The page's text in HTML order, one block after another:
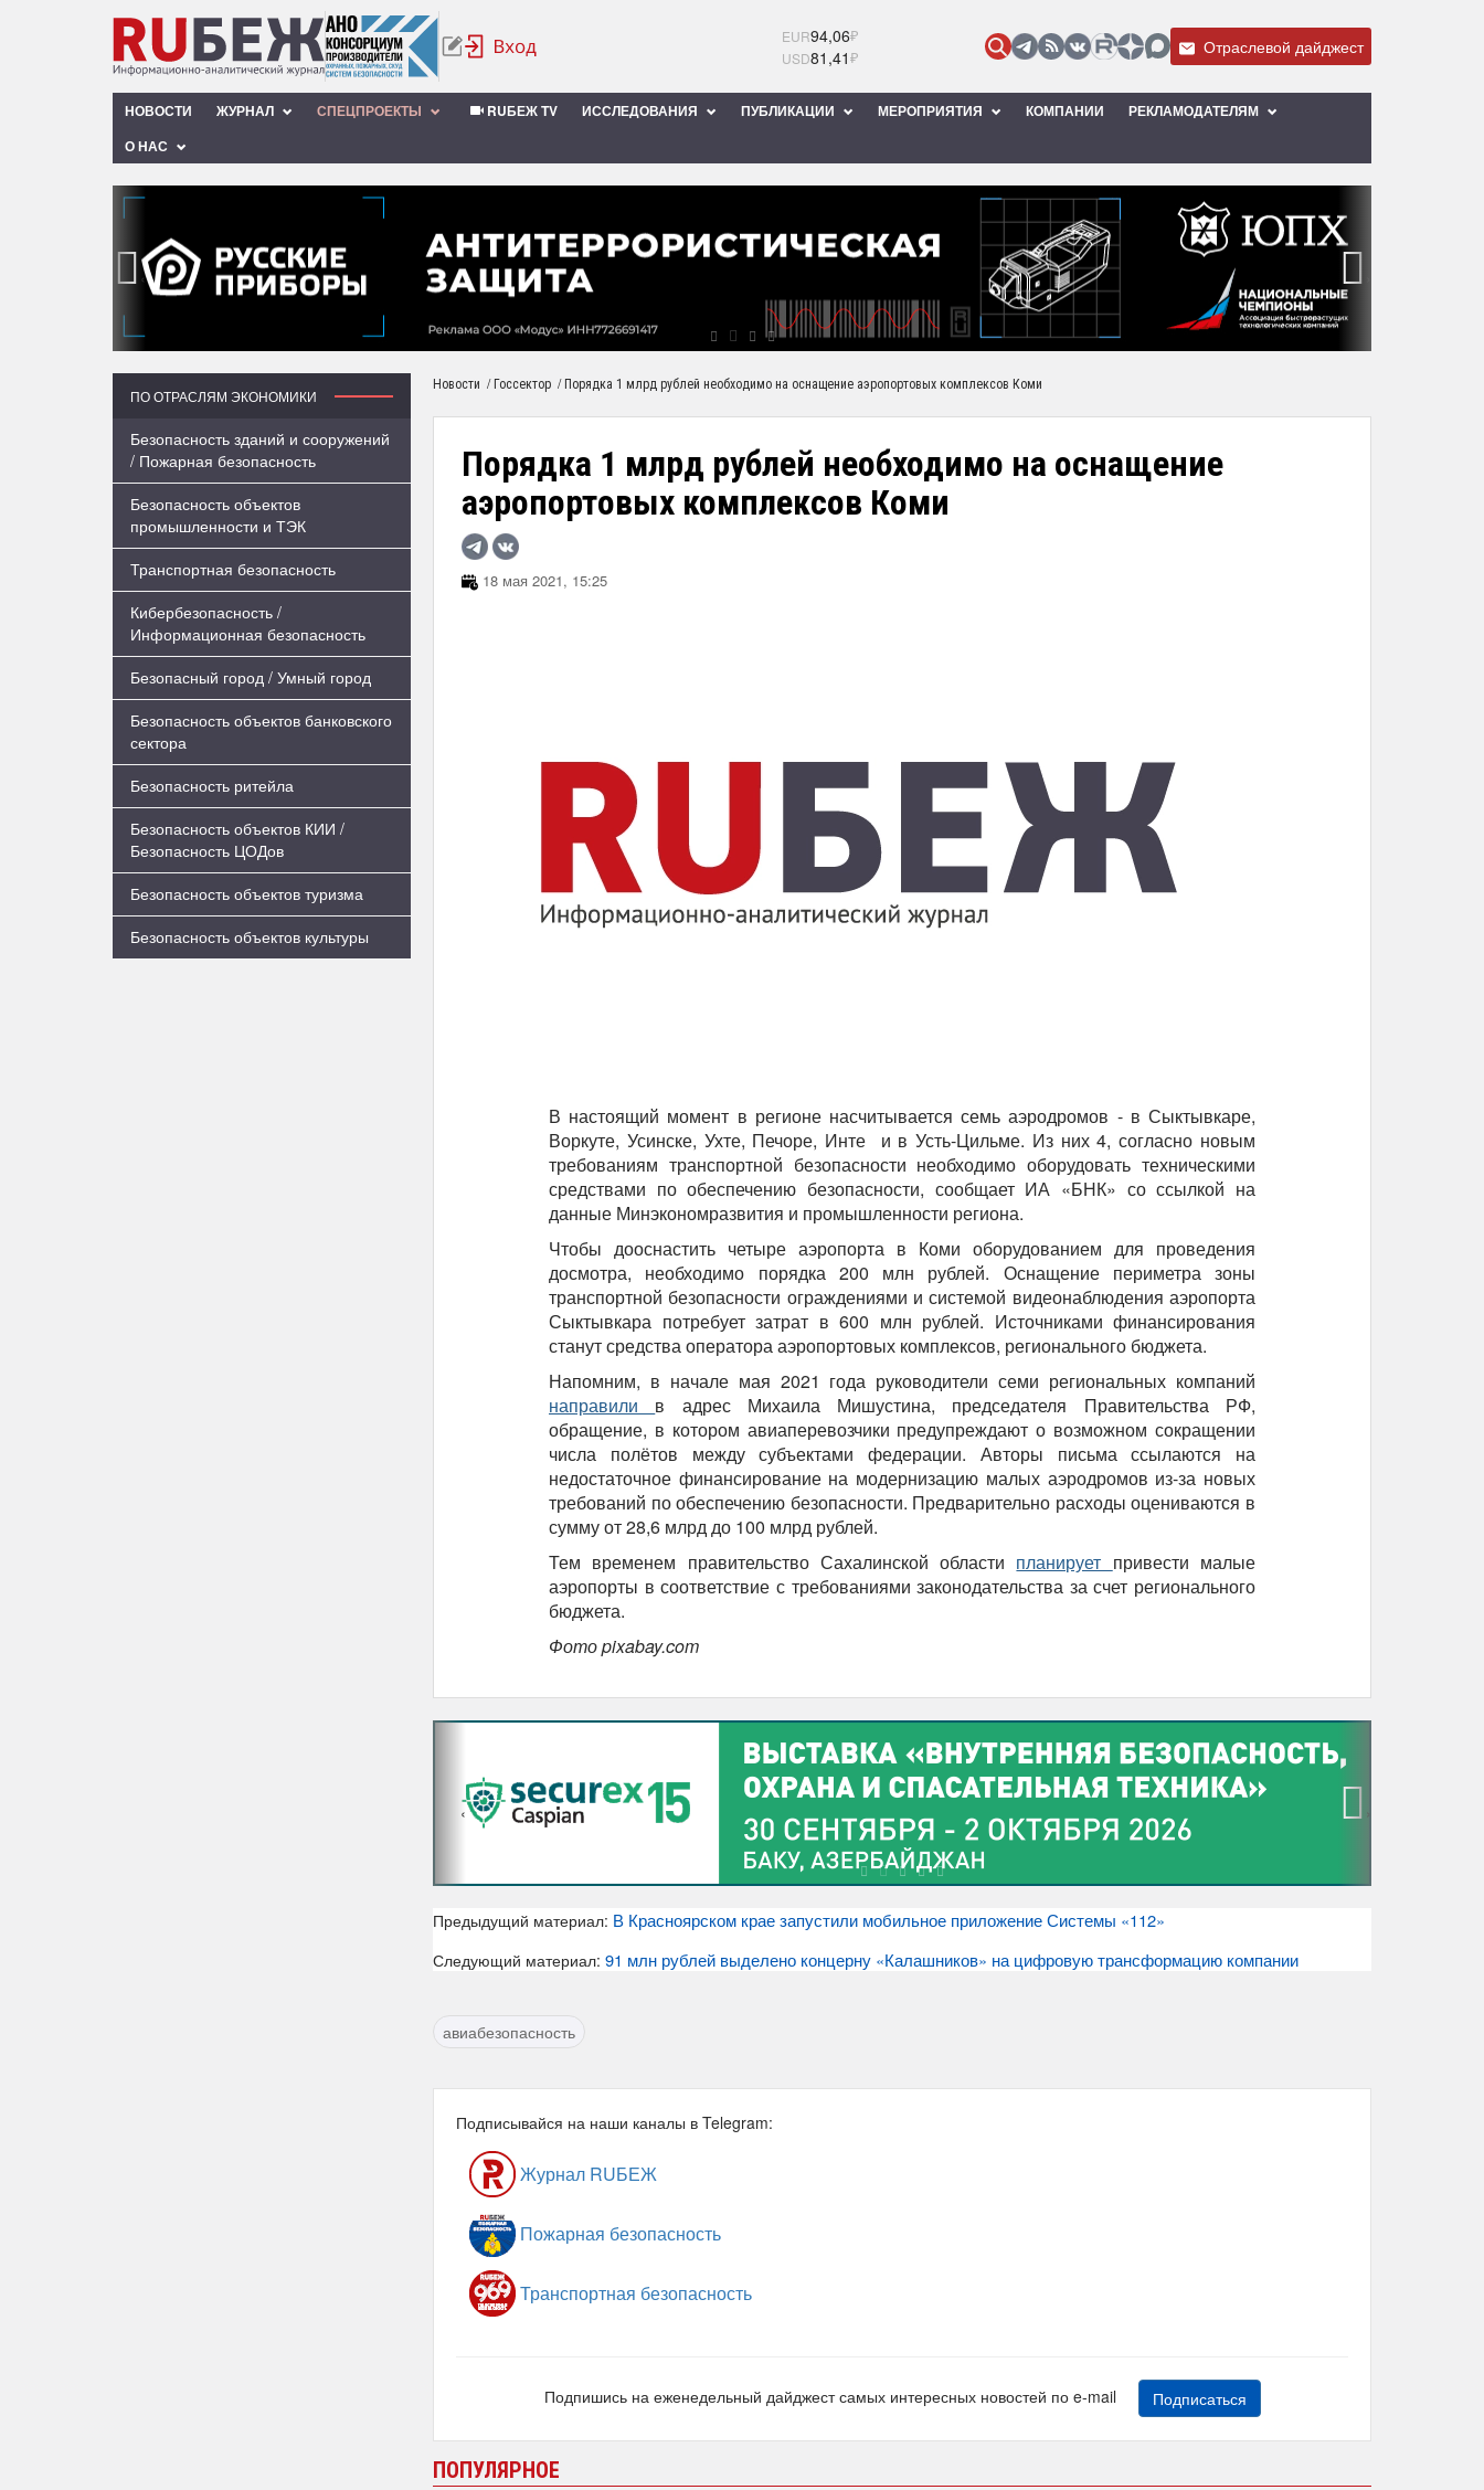
EUR94,06₽
USD81,41₽ Отраслевой дайджест
НОВОСТИ ЖУРНАЛ СПЕЦПРОЕКТЫ RUБЕЖ TV ИССЛЕДОВАНИЯ ПУБЛИКАЦИИ МЕРОПРИЯТИЯ КОМПАНИИ
РЕКЛАМОДАТЕЛЯМ
О НАС
‹
ПО ОТРАСЛЯМ ЭКОНОМИКИ
Безопасность зданий и сооружений
/ Пожарная безопасность
Безопасность объектов
промышленности и ТЭК
Транспортная безопасность
Кибербезопасность /
Информационная безопасность
Безопасный город / Умный город
Безопасность объектов банковского
сектора
Безопасность ритейла
Безопасность объектов КИИ /
Безопасность ЦОДов
Безопасность объектов туризма
Безопасность объектов культуры
Новости / Госсектор / Порядка 1 млрд рублей необходимо на оснащение аэропортовых комплексов Коми
Порядка 1 млрд рублей необходимо на оснащение
аэропортовых комплексов Коми
18 мая 2021, 15:25
В настоящий момент в регионе насчитывается семь аэродромов - в Сыктывкаре,
Воркуте, Усинске, Ухте, Печоре, Инте и в Усть-Цильме. Из них 4, согласно новым
требованиям транспортной безопасности необходимо оборудовать техническими
средствами по обеспечению безопасности, сообщает ИА «БНК» со ссылкой на
данные Минэкономразвития и промышленности региона.
Чтобы дооснастить четыре аэропорта в Коми оборудованием для проведения
досмотра, необходимо порядка 200 млн рублей. Оснащение периметра зоны
транспортной безопасности ограждениями и системой видеонаблюдения аэропорта
Сыктывкара потребует затрат в 600 млн рублей. Источниками финансирования
станут средства оператора аэропортовых комплексов, регионального бюджета.
Напомним, в начале мая 2021 года руководители семи региональных компаний
направили в адрес Михаила Мишустина, председателя Правительства РФ,
обращение, в котором авиаперевозчики предупреждают о возможном сокращении
числа полётов между субъектами федерации. Авторы письма ссылаются на
недостаточное финансирование на модернизацию малых аэродромов из-за новых
требований по обеспечению безопасности. Предварительно расходы оцениваются в
сумму от 28,6 млрд до 100 млрд рублей.
Тем временем правительство Сахалинской области планирует привести малые
аэропорты в соответствие с требованиями законодательства за счет регионального
бюджета.
Фото pixabay.com
‹ ›
Предыдущий материал: В Красноярском крае запустили мобильное приложение Системы «112»
Следующий материал: 91 млн рублей выделено концерну «Калашников» на цифровую трансформацию компании
авиабезопасность
Подписывайся на наши каналы в Telegram:
Журнал RUБЕЖ
Пожарная безопасность
Транспортная безопасность
Подпишись на еженедельный дайджест самых интересных новостей по e-mail Подписаться
ПОПУЛЯРНОЕ